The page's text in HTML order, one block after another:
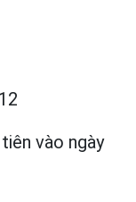
vào ngày